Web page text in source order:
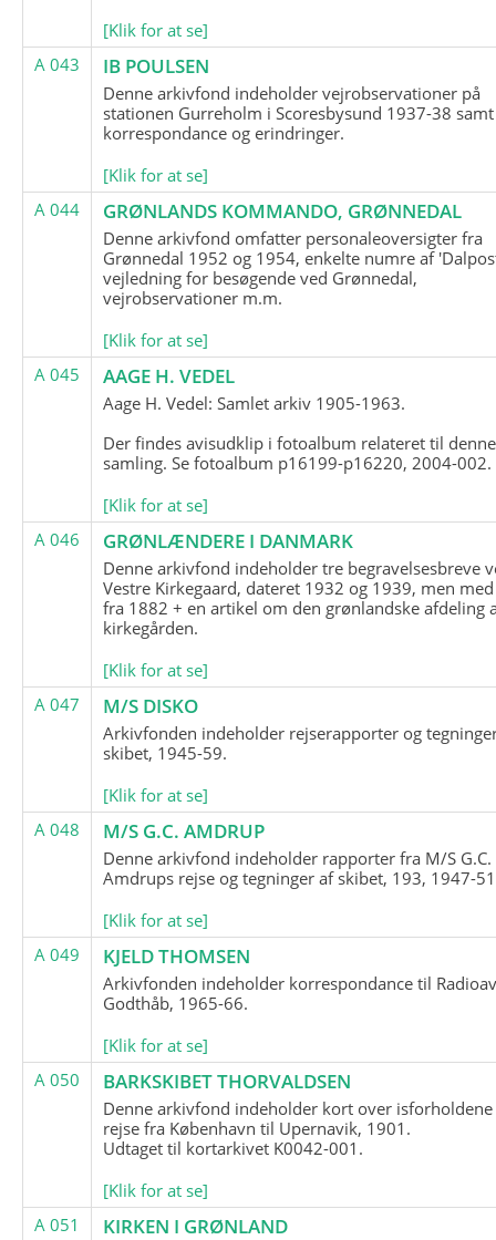
[Klik for at se]
A 043
IB POULSEN
Denne arkivfond indeholder vejrobservationer på
stationen Gurreholm i Scoresbysund 1937-38 samt
korrespondance og erindringer.
[Klik for at se]
A 044
GRØNLANDS KOMMANDO, GRØNNEDAL
Denne arkivfond omfatter personaleoversigter fra
Grønnedal 1952 og 1954, enkelte numre af
vejledning for besøgende ved Grønnedal,
vejrobservationer m.m.
[Klik for at se]
A 045
AAGE H. VEDEL
Aage H. Vedel: Samlet arkiv 1905-1963.
Der findes avisudklip i fotoalbum relateret til denne
samling. Se fotoalbum p16199-p16220, 2004-002.
[Klik for at se]
A 046
GRØNLÆNDERE I DANMARK
Denne arkivfond indeholder tre begravelsesbreve
Vestre Kirkegaard, dateret 1932 og 1939, men
fra 1882 + en artikel om den grønlandske afdeling
kirkegården.
[Klik for at se]
A 047
M/S DISKO
Arkivfonden indeholder rejserapporter og
skibet, 1945-59.
[Klik for at se]
A 048
M/S G.C. AMDRUP
Denne arkivfond indeholder rapporter fra M/S G.C.
Amdrups rejse og tegninger af skibet, 193, 1947-
[Klik for at se]
A 049
KJELD THOMSEN
Arkivfonden indeholder korrespondance til
Godthåb, 1965-66.
[Klik for at se]
A 050
BARKSKIBET THORVALDSEN
Denne arkivfond indeholder kort over
rejse fra København til Upernavik, 1901.
Udtaget til kortarkivet K0042-001.
[Klik for at se]
A 051
KIRKEN I GRØNLAND